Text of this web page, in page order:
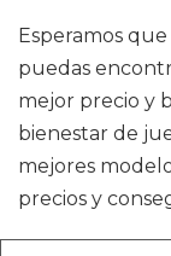
Esperamos
puedas
mejor precio y
bienestar de
mejores
precios y